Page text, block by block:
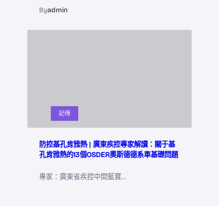
Byadmin
記得
防控基孔肯雅熱 | 廣東疾控專家解讀：關于基
孔肯雅熱的13個OSDER奧斯德德系車基礎問題
專家：廣東省疾控中間藍寶…